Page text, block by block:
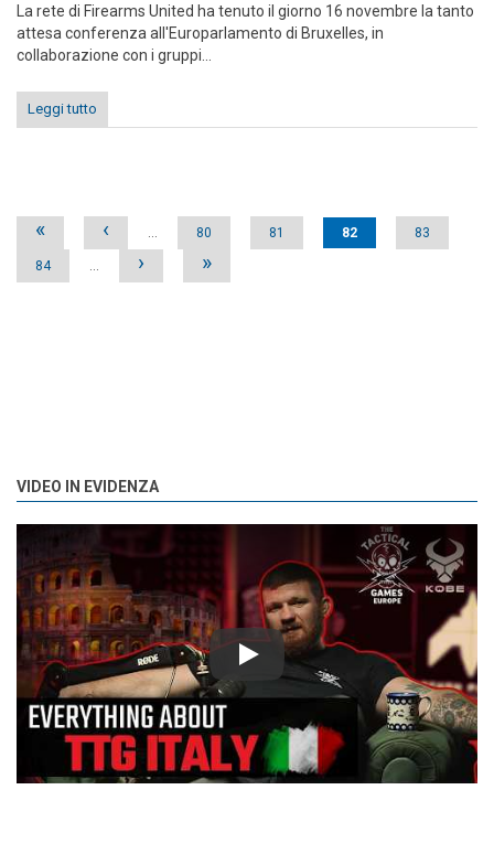
La rete di Firearms United ha tenuto il giorno 16 novembre la tanto
attesa conferenza all'Europarlamento di Bruxelles, in
collaborazione con i gruppi...
Leggi tutto
Pages
« ‹ … 80 81 82 83
84 … › »
VIDEO IN EVIDENZA
Play